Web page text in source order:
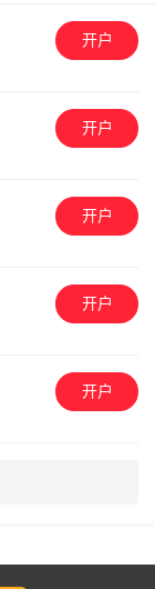
开户
开户
开户
开户
开户